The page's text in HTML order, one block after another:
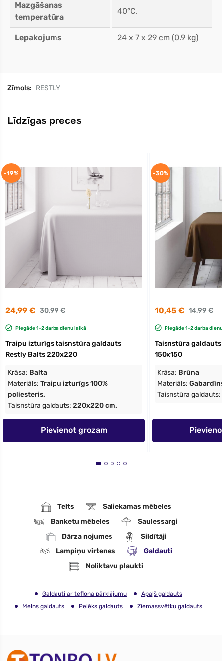
Mazgāšanas
temperatūra
40°C.
Lepakojums 24 x 7 x 29 cm (0.9 kg)
Zīmols: RESTLY
Līdzīgas preces
24,99 € 30,99 €
Piegāde 1-2 darba dienu laikā
Traipu izturīgs taisnstūra galdauts
Restly Balts 220x220
Krāsa: Balta
Materiāls: Traipu izturīgs 100%
poliesteris.
Taisnstūra galdauts: 220x220 cm.
Pievienot grozam
-19%
10,45 € 14,99 €
Piegāde 1-2 darba
Taisnstūra
150x150
Krāsa: Brūna
Materiāls:
Taisnstūra galdauts:
-30%
Telts
Saliekamas mēbeles
Banketu mēbeles
Saulessargi
Dārza nojumes
Sildītāji
Lampiņu virtenes
Galdauti
Noliktavu plaukti
Galdauti ar teflona pārklājumu
Apaļš galdauts
Melns galdauts
Pelēks galdauts Ziemassvētku galdauts